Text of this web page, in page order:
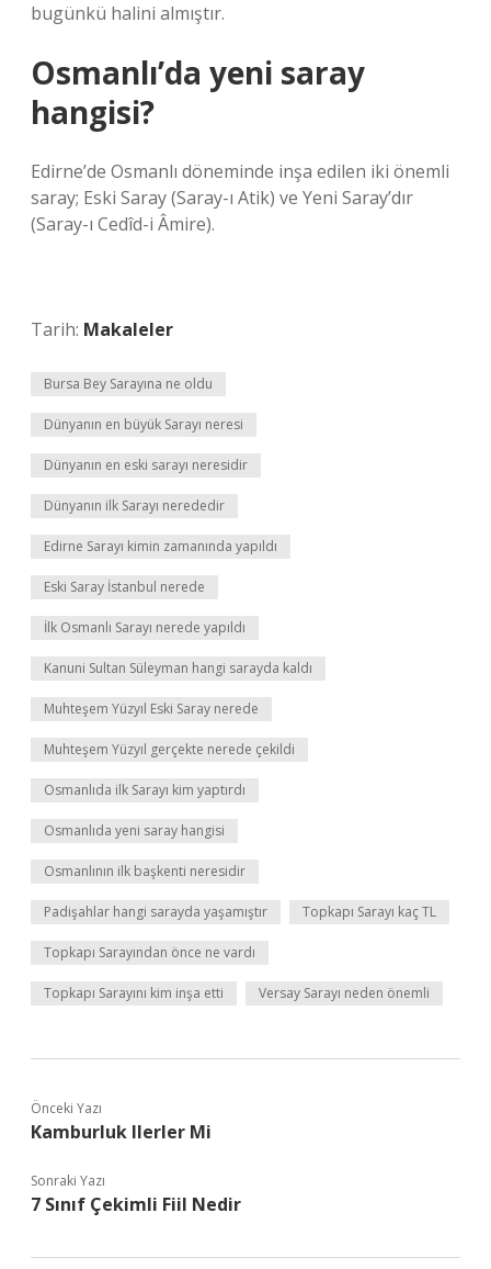
bugünkü halini almıştır.
Osmanlı’da yeni saray
hangisi?
Edirne’de Osmanlı döneminde inşa edilen iki önemli
saray; Eski Saray (Saray-ı Atik) ve Yeni Saray’dır
(Saray-ı Cedîd-i Âmire).
Tarih: Makaleler
Bursa Bey Sarayına ne oldu
Dünyanın en büyük Sarayı neresi
Dünyanın en eski sarayı neresidir
Dünyanın ilk Sarayı nerededir
Edirne Sarayı kimin zamanında yapıldı
Eski Saray İstanbul nerede
İlk Osmanlı Sarayı nerede yapıldı
Kanuni Sultan Süleyman hangi sarayda kaldı
Muhteşem Yüzyıl Eski Saray nerede
Muhteşem Yüzyıl gerçekte nerede çekildi
Osmanlıda ilk Sarayı kim yaptırdı
Osmanlıda yeni saray hangisi
Osmanlının ilk başkenti neresidir
Padişahlar hangi sarayda yaşamıştır Topkapı Sarayı kaç TL
Topkapı Sarayından önce ne vardı
Topkapı Sarayını kim inşa etti Versay Sarayı neden önemli
Önceki Yazı
Kamburluk Ilerler Mi
Sonraki Yazı
7 Sınıf Çekimli Fiil Nedir